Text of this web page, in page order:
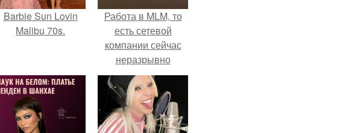
Barbie Sun Lovin
Malibu 70s.
Работа в MLM, то
есть сетевой
компании сейчас
неразрывно
связана с создание
своего контента,
своей страницы в
соц сетях.